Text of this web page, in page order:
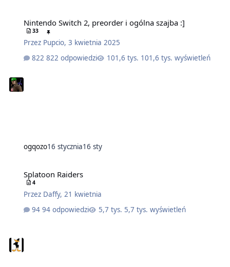
Nintendo Switch 2, preorder i ogólna szajba :]
33
Przez Pupcio, 3 kwietnia 2025
822 odpowiedzi
101,6 tys. wyświetleń
ogqozo16 stycznia16 sty
Splatoon Raiders
4
Przez Daffy, 21 kwietnia
94 odpowiedzi
5,7 tys. wyświetleń